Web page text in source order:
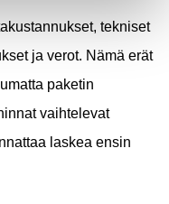
tekniset
ja verot. Nämä erät
paketin
vaihtelevat
laskea ensin